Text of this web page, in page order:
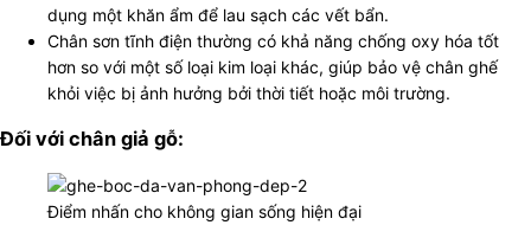
dụng một khăn ẩm để lau sạch các vết bẩn.
Chân sơn tĩnh điện thường có khả năng chống oxy hóa tốt
hơn so với một số loại kim loại khác, giúp bảo vệ chân ghế
khỏi việc bị ảnh hưởng bởi thời tiết hoặc môi trường.
Đối với chân giả gỗ:
Điểm nhấn cho không gian sống hiện đại